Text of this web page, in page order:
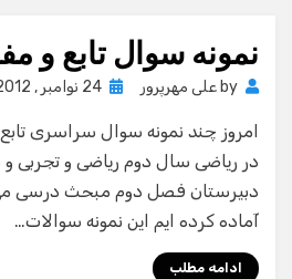
نمونه سوال تابع و
by علی مهرپرور
Posted
24 نوامبر , 2012
امروز چند نمونه سوال سراسری
در ریاضی سال دوم ریاضی و
دبیرستان فصل دوم مبحث درسی
آماده کرده ایم این نمونه سوالات…
ادامه مطلب